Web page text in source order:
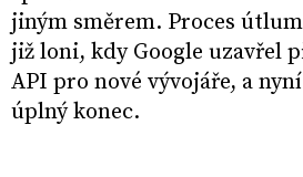
jiným směrem. Proces
již loni, kdy Google uzavřel
API pro nové vývojáře, a
úplný konec.